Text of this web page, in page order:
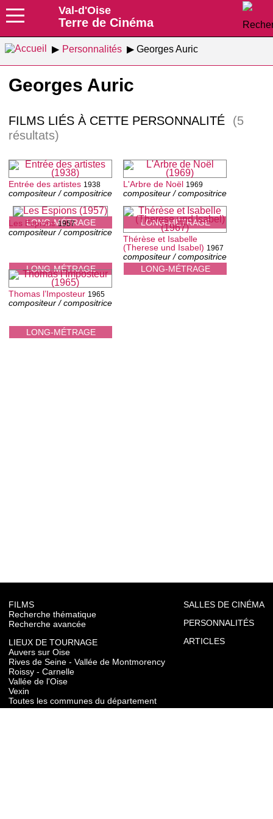
Val-d'Oise
Terre de Cinéma
Personnalités Georges Auric
Georges Auric
FILMS LIÉS À CETTE PERSONNALITÉ
(5
résultats)
LONG-MÉTRAGE
Entrée des artistes 1938
compositeur / compositrice
LONG-MÉTRAGE
L'Arbre de Noël 1969
compositeur / compositrice
LONG-MÉTRAGE
Les Espions 1957
compositeur / compositrice
LONG-MÉTRAGE
Thérèse et Isabelle
(Therese und Isabel) 1967
compositeur / compositrice
LONG-MÉTRAGE
Thomas l’Imposteur 1965
compositeur / compositrice
FILMS
Recherche thématique
Recherche avancée
LIEUX DE TOURNAGE
Auvers sur Oise
Rives de Seine - Vallée de Montmorency
Roissy - Carnelle
Vallée de l'Oise
Vexin
Toutes les communes du département
SALLES DE CINÉMA
PERSONNALITÉS
ARTICLES